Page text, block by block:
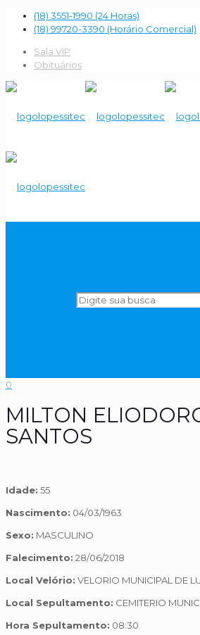
(18) 3551-1990 (24 Horas)
(18) 99720-3390 (Horário Comercial)
Sala VIP
Obituários
0
MILTON
SANTOS
Idade: 55
Nascimento: 04/03/1963
Sexo: MASCULINO
Falecimento: 28/06/2018
Local Velório: VELORIO MUNICIPAL DE
Local Sepultamento: CEMITERIO
Hora Sepultamento: 08:30